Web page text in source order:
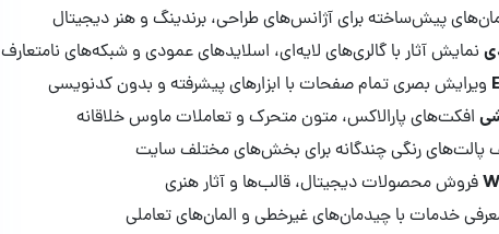
پیش‌ساخته برای آژانس‌های طراحی، برندینگ و هنر دیجیتال
نمایش آثار با گالری‌های لایه‌ای، اسلایدهای عمودی و شبکه‌های نامتعارف
ویرایش بصری تمام صفحات با ابزارهای پیشرفته و بدون کدنویسی
افکت‌های پارالاکس، متون متحرک و تعاملات ماوس خلاقانه
پالت‌های رنگی چندگانه برای بخش‌های مختلف سایت
فروش محصولات دیجیتال، قالب‌ها و آثار هنری
خدمات با چیدمان‌های غیرخطی و المان‌های تعاملی